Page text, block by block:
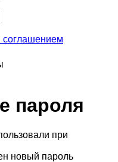
соглашением
пароля
при
новый пароль